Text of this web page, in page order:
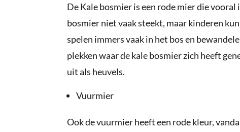
De Kale bosmier is een rode mier die
bosmier niet vaak steekt, maar kinderen
spelen immers vaak in het bos en
plekken waar de kale bosmier zich heeft
uit als heuvels.
Vuurmier
Ook de vuurmier heeft een rode kleur,